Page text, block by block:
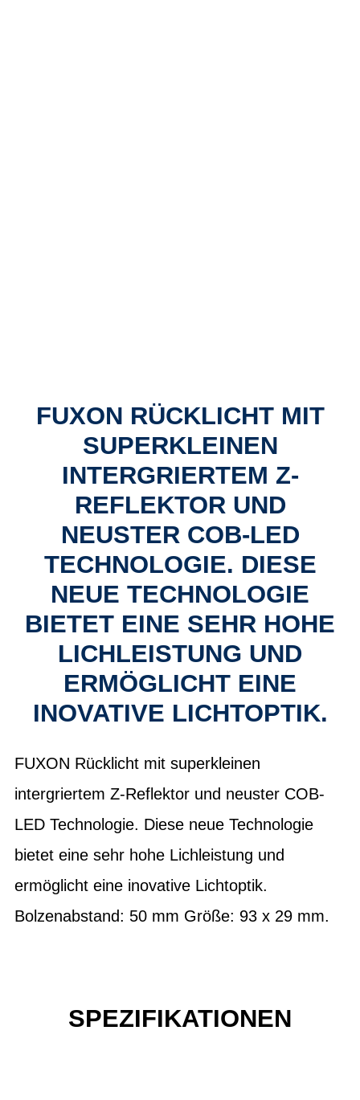
FUXON RÜCKLICHT MIT
SUPERKLEINEN
INTERGRIERTEM Z-
REFLEKTOR UND
NEUSTER COB-LED
TECHNOLOGIE. DIESE
NEUE TECHNOLOGIE
BIETET EINE SEHR HOHE
LICHLEISTUNG UND
ERMÖGLICHT EINE
INOVATIVE LICHTOPTIK.
FUXON Rücklicht mit superkleinen
intergriertem Z-Reflektor und neuster COB-
LED Technologie. Diese neue Technologie
bietet eine sehr hohe Lichleistung und
ermöglicht eine inovative Lichtoptik.
Bolzenabstand: 50 mm Größe: 93 x 29 mm.
SPEZIFIKATIONEN